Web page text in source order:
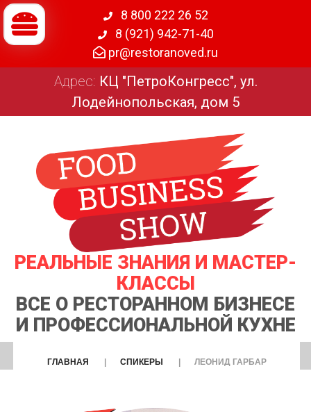
8 800 222 26 52
8 (921) 942-71-40
pr@restoranoved.ru
Адрес: КЦ "ПетроКонгресс", ул.
Лодейнопольская, дом 5
РЕАЛЬНЫЕ ЗНАНИЯ И МАСТЕР-
КЛАССЫ
ВСЕ О РЕСТОРАННОМ БИЗНЕСЕ
И ПРОФЕССИОНАЛЬНОЙ КУХНЕ
ГЛАВНАЯ СПИКЕРЫ ЛЕОНИД ГАРБАР